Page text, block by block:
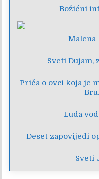
Božićni
Malena
Sveti Dujam,
Priča o ovci koja je
Luda
Deset zapovijedi
Sveti